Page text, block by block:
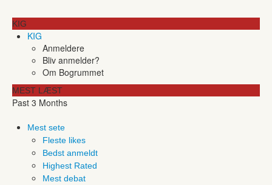
KIG
KIG
Anmeldere
Bliv anmelder?
Om Bogrummet
MEST LÆST
Past 3 Months
Mest sete
Fleste likes
Bedst anmeldt
Highest Rated
Mest debat